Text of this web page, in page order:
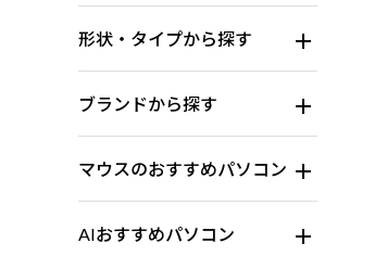
形状・タイプから探す
ブランドから探す
マウスのおすすめパソコン
AIおすすめパソコン